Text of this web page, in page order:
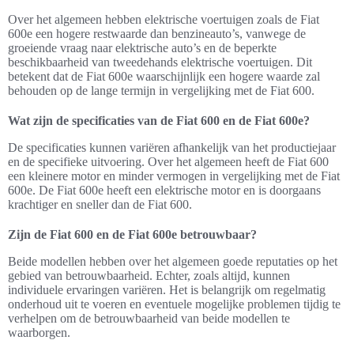
Over het algemeen hebben elektrische voertuigen zoals de Fiat
600e een hogere restwaarde dan benzineauto’s, vanwege de
groeiende vraag naar elektrische auto’s en de beperkte
beschikbaarheid van tweedehands elektrische voertuigen. Dit
betekent dat de Fiat 600e waarschijnlijk een hogere waarde zal
behouden op de lange termijn in vergelijking met de Fiat 600.
Wat zijn de specificaties van de Fiat 600 en de Fiat 600e?
De specificaties kunnen variëren afhankelijk van het productiejaar
en de specifieke uitvoering. Over het algemeen heeft de Fiat 600
een kleinere motor en minder vermogen in vergelijking met de Fiat
600e. De Fiat 600e heeft een elektrische motor en is doorgaans
krachtiger en sneller dan de Fiat 600.
Zijn de Fiat 600 en de Fiat 600e betrouwbaar?
Beide modellen hebben over het algemeen goede reputaties op het
gebied van betrouwbaarheid. Echter, zoals altijd, kunnen
individuele ervaringen variëren. Het is belangrijk om regelmatig
onderhoud uit te voeren en eventuele mogelijke problemen tijdig te
verhelpen om de betrouwbaarheid van beide modellen te
waarborgen.